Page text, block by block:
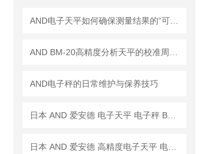
AND电子秤的日常维护与保养技巧